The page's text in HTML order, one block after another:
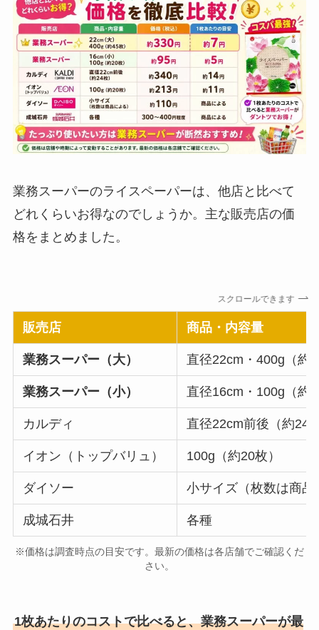
業務スーパーのライスペーパーは、他店と比べて
どれくらいお得なのでしょうか。主な販売店の価
格をまとめました。
スクロールできます
販売店 商品・内容量
業務スーパー（大） 直径22cm・400g（約
業務スーパー（小） 直径16cm・100g（約
カルディ 直径22cm前後（約24
イオン（トップバリュ） 100g（約20枚）
ダイソー 小サイズ（枚数は商品
成城石井 各種
※価格は調査時点の目安です。最新の価格は各店舗でご確認くだ
さい。
1枚あたりのコストで比べると、業務スーパーが最